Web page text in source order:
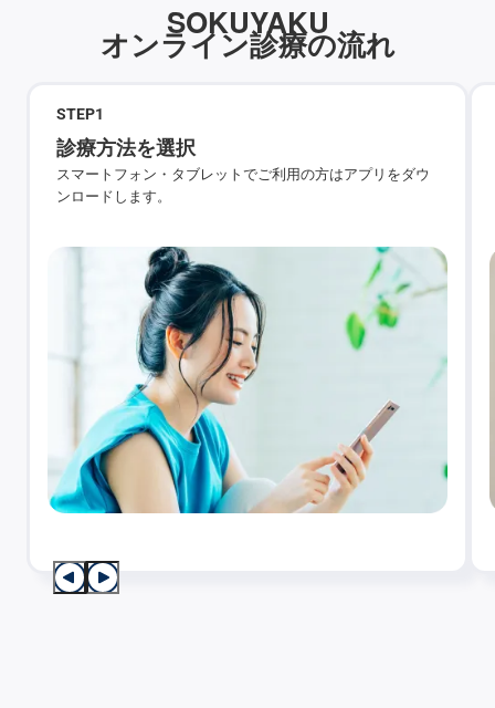
SOKUYAKU
オンライン診療の流れ
STEP1
診療方法を選択
スマートフォン・タブレットでご利用の方はアプリをダウ
ンロードします。